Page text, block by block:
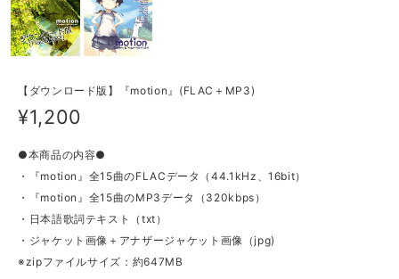
【ダウンロード版】『motion』(FLAC＋MP3)
¥1,200
●本商品の内容●
・『motion』全15曲のFLACデータ（44.1kHz、16bit）
・『motion』全15曲のMP3データ（320kbps）
・日本語歌詞テキスト（txt）
・ジャケット画像＋アナザージャケット画像（jpg)
※zipファイルサイズ：約647MB